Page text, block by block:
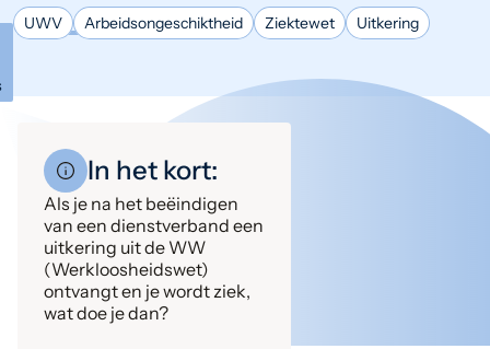
UWV Arbeidsongeschiktheid Ziektewet Uitkering
In het kort:
Als je na het beëindigen
van een dienstverband een
uitkering uit de WW
(Werkloosheidswet)
ontvangt en je wordt ziek,
wat doe je dan?